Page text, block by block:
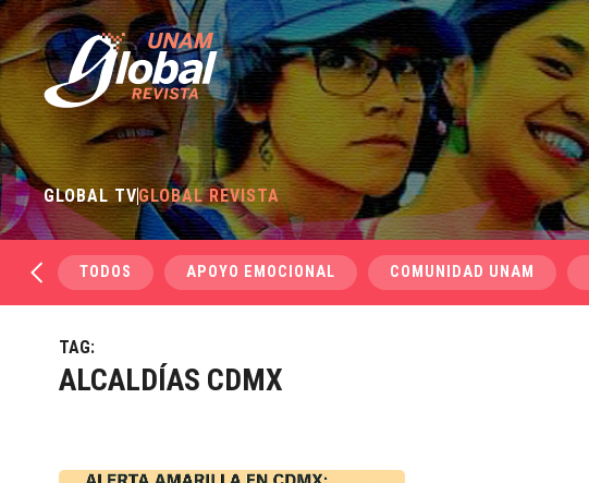
GLOBAL TVGLOBAL REVISTA
TODOS APOYO EMOCIONAL COMUNIDAD UNAM
TAG:
ALCALDÍAS CDMX